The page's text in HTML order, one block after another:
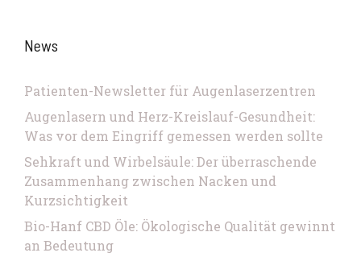
News
Patienten-Newsletter für Augenlaserzentren
Augenlasern und Herz-Kreislauf-Gesundheit:
Was vor dem Eingriff gemessen werden sollte
Sehkraft und Wirbelsäule: Der überraschende
Zusammenhang zwischen Nacken und
Kurzsichtigkeit
Bio-Hanf CBD Öle: Ökologische Qualität gewinnt
an Bedeutung